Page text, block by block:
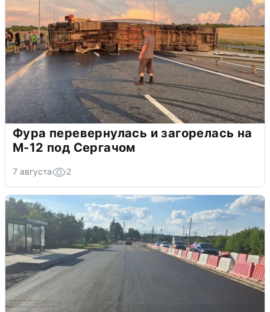
Фура перевернулась и загорелась на
М-12 под Сергачом
7 августа 2